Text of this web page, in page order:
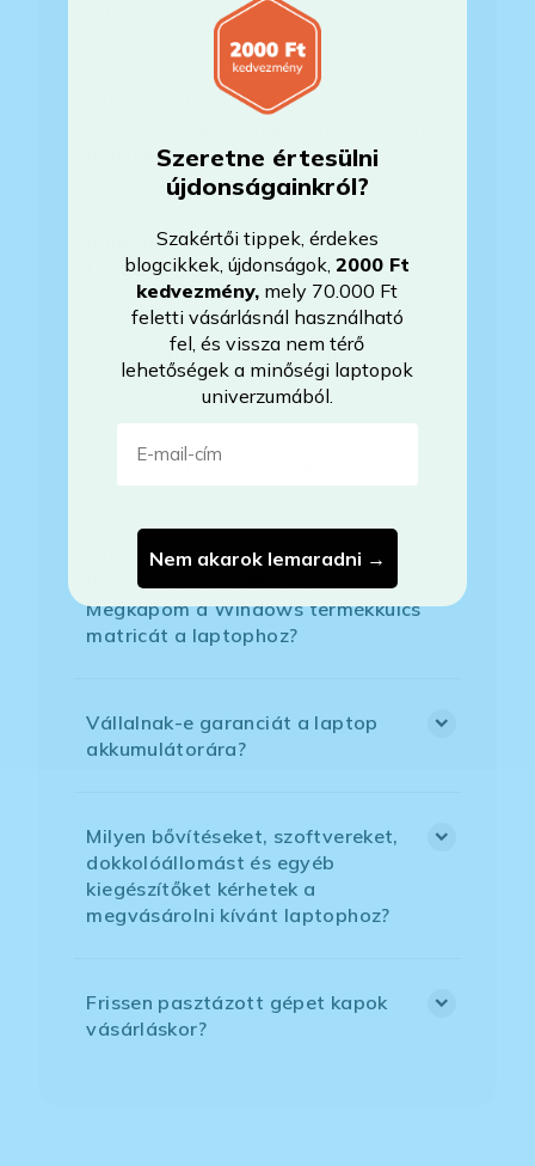
telepítve a laptopra?
Mit jelent, hogy magyar/magyar
a billentyűzet?
Bankkártyával tudok Önöknél
fizetni?
Hogyan tudom megrendelni a
kiszemelt laptopot?
Áfás számlát tudnak adni?
Mit jelent az, hogy Windows
licenszkód van a BIOS-ban?
Megkapom a Windows termékkulcs
matricát a laptophoz?
Vállalnak-e garanciát a laptop
akkumulátorára?
Milyen bővítéseket, szoftvereket,
dokkolóállomást és egyéb
kiegészítőket kérhetek a
megvásárolni kívánt laptophoz?
Frissen pasztázott gépet kapok
vásárláskor?
Szeretne értesülni
újdonságainkról?
Szakértői tippek, érdekes
blogcikkek, újdonságok,2000 Ft
kedvezmény, mely 70.000 Ft
feletti vásárlásnál használható
fel, és vissza nem térő
lehetőségek a minőségi laptopok
univerzumából.
Nem akarok lemaradni →